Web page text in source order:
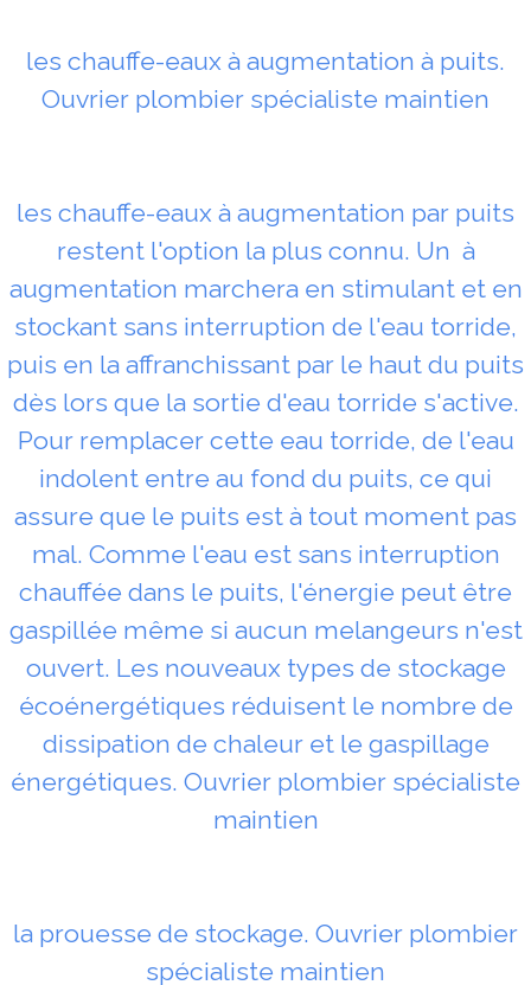
les chauffe-eaux à augmentation à puits.
Ouvrier plombier spécialiste maintien
les chauffe-eaux à augmentation par puits
restent l'option la plus connu. Un à
augmentation marchera en stimulant et en
stockant sans interruption de l'eau torride,
puis en la affranchissant par le haut du puits
dès lors que la sortie d'eau torride s'active.
Pour remplacer cette eau torride, de l'eau
indolent entre au fond du puits, ce qui
assure que le puits est à tout moment pas
mal. Comme l'eau est sans interruption
chauffée dans le puits, l'énergie peut être
gaspillée même si aucun melangeurs n'est
ouvert. Les nouveaux types de stockage
écoénergétiques réduisent le nombre de
dissipation de chaleur et le gaspillage
énergétiques. Ouvrier plombier spécialiste
maintien
la prouesse de stockage. Ouvrier plombier
spécialiste maintien